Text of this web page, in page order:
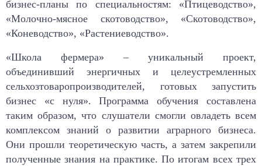
бизнес-планы по специальностям: «Птицеводство»,
«Молочно-мясное скотоводство», «Скотоводство»,
«Коневодство», «Растениеводство».
«Школа фермера» – уникальный проект,
объединивший энергичных и целеустремленных
сельхозтоваропроизводителей, готовых запустить
бизнес «с нуля». Программа обучения составлена
таким образом, что слушатели смогли овладеть всем
комплексом знаний о развитии аграрного бизнеса.
Они прошли теоретическую часть, а затем закрепили
полученные знания на практике. По итогам всех трех